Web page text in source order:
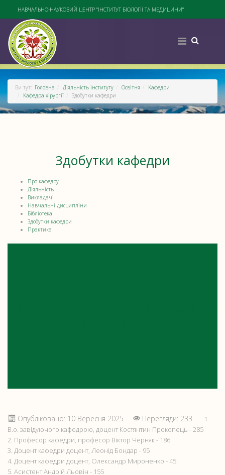
НАВЧАЛЬНО-НАУКОВИЙ ЦЕНТР "ІНСТИТУТ БІОЛОГІЇ ТА МЕДИЦИНИ"
Ви тут: Головна Діяльність інституту Освітня
Кафедри
Кафедра хірургії
Здобутки кафедри
Здобутки кафедри
Про кафедру
Діяльність
Викладачі
Навчальні дисципліни
Бібліотека
Здобутки кафедри
Практика
Опубліковано: 10 Вересня 2025 Перегляди: 233
1.
В.о. завідуючого кафедрою, доцент Костянтин Прокопець - 285
2. Професор кафедри, професор Віктор Черняк - 186
3. Доцент кафедри доцент, Леонід Бондар - 95
4. Доцент кафедри доцент, Олександр Мироненко - 45
5. Асистент Андрій Льовін - 155